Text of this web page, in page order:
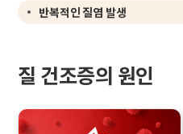
반복적인 질염 발생
질 건조증의 원인